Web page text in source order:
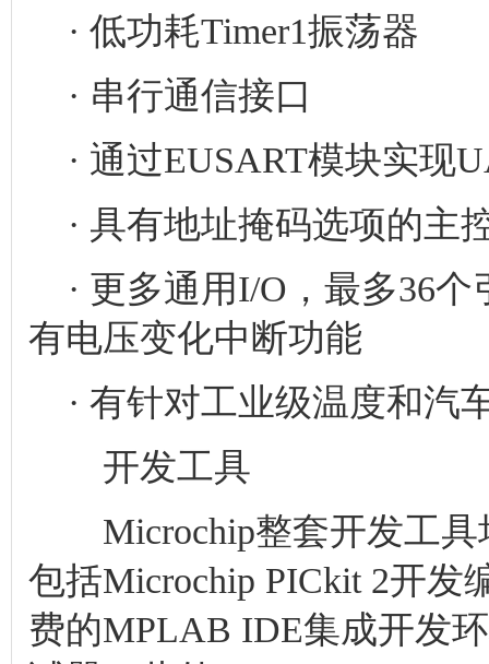
· 低功耗Timer1振荡器
· 串行通信接口
· 通过EUSART模块实现
· 具有地址掩码选项的主
· 更多通用I/O，最多36个
有电压变化中断功能
· 有针对工业级温度和汽
开发工具
Microchip整套开发工具
包括Microchip PICkit 2开发
费的MPLAB IDE集成开发